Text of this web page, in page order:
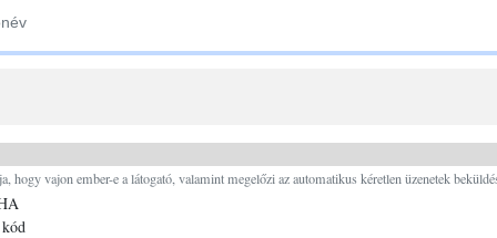
hogy vajon ember-e a látogató, valamint megelőzi az automatikus kéretlen üzenetek